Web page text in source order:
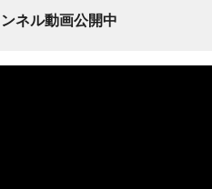
ネル動画公開中